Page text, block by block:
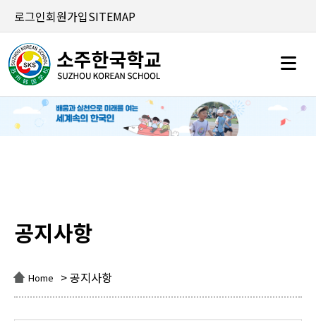
로그인회원가입SITEMAP
공지사항
Home > 공지사항